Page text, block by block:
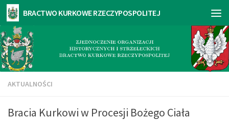
AKTUALNOŚCI
Bracia Kurkowi w Procesji Bożego Ciała